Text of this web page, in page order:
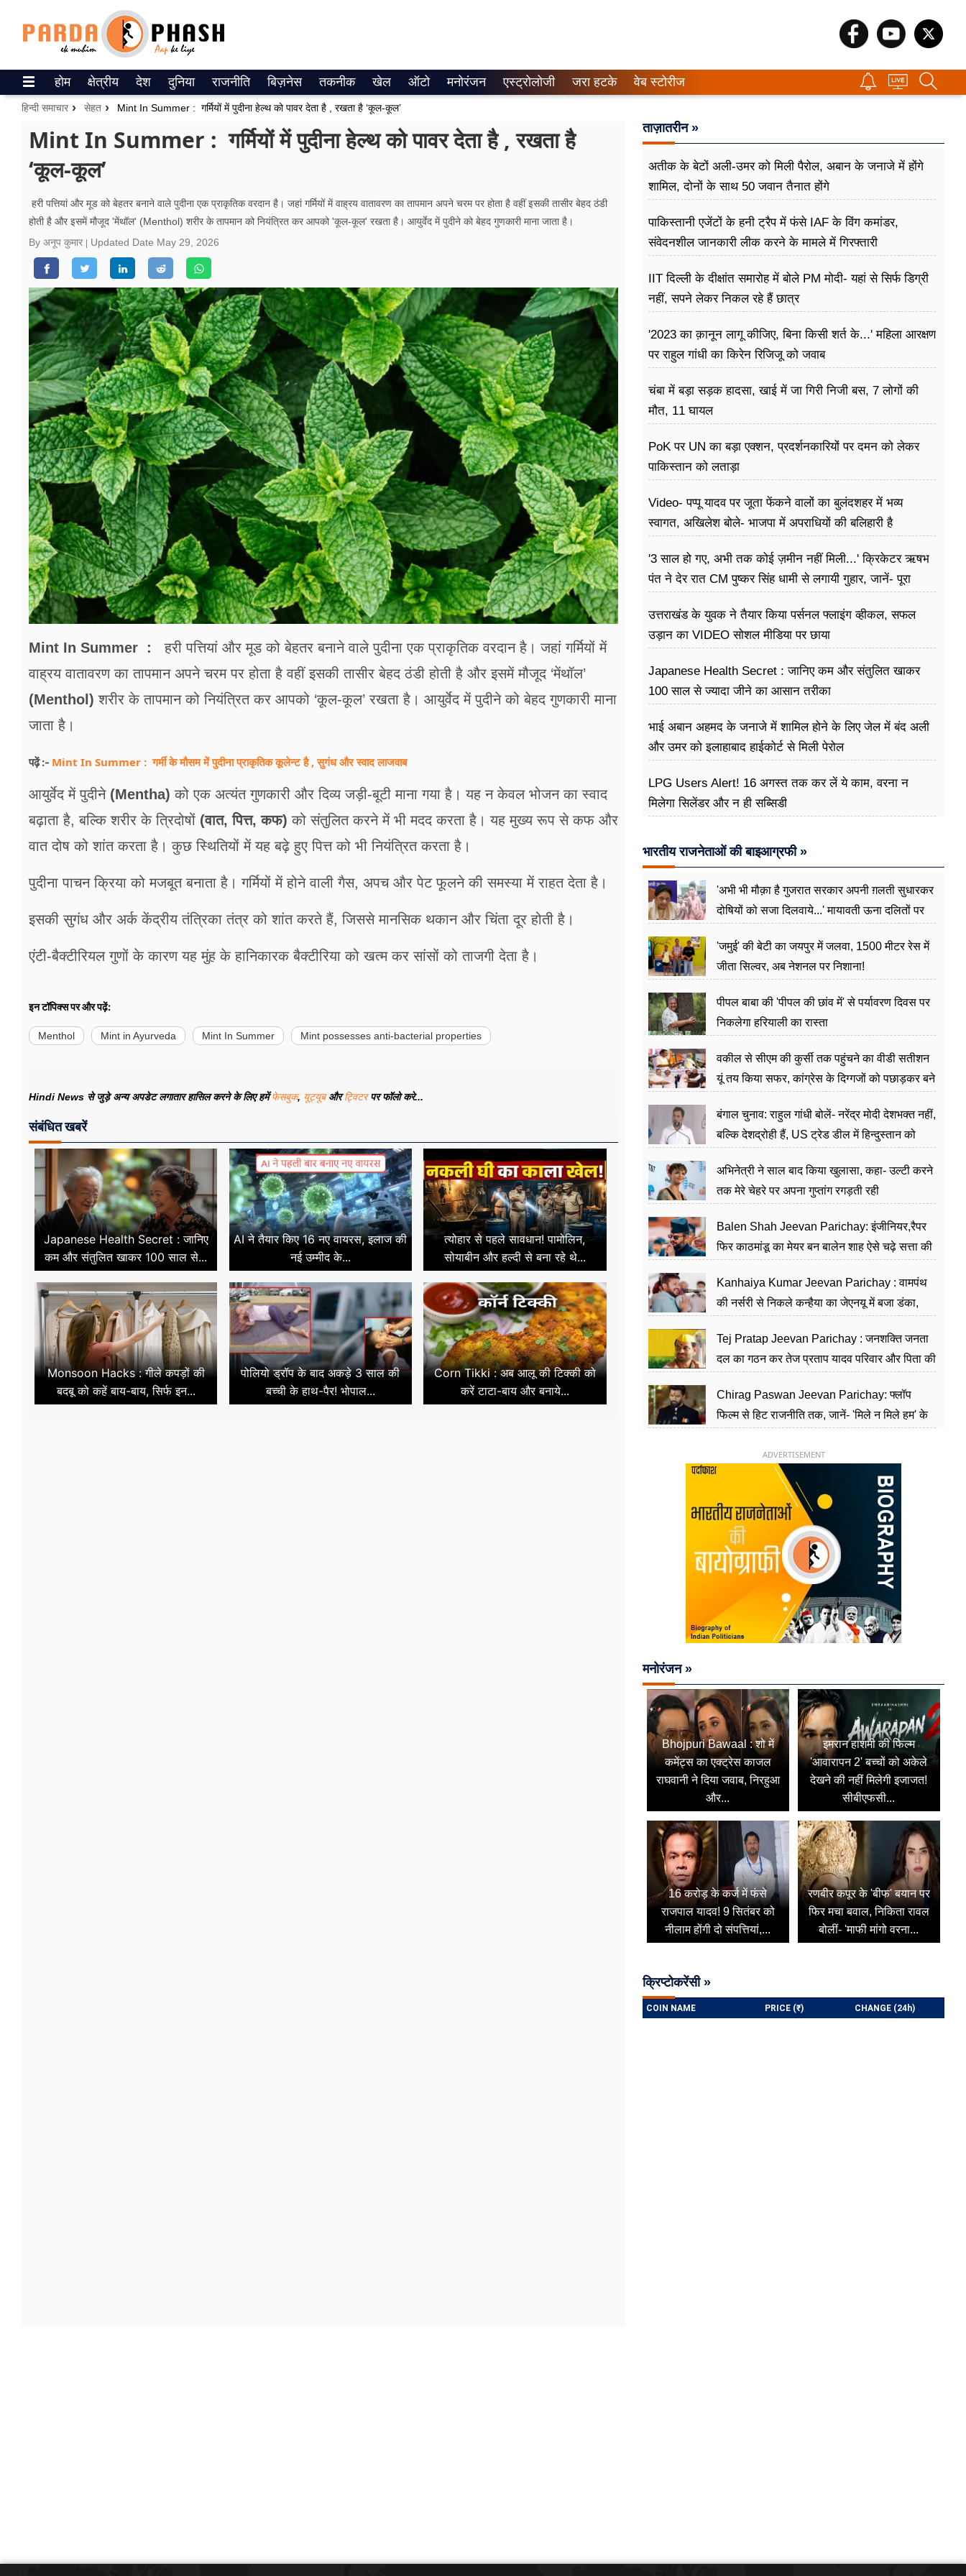
ePaper
वेब स्टोरीज
उत्तर प्रदेश
गैलरी
वीडियो
रिलेशनशिप
जीवन मंत्रा
फूड
सेहत
ब्‍यूटी
जॉब्स
शिक्षा
अन्य खबरें
होम क्षेत्रीय देश दुनिया राजनीति बिज़नेस तकनीक खेल ऑटो मनोरंजन एस्ट्रोलोजी जरा हटके वेब स्टोरीज
हिन्दी समाचार सेहत Mint In Summer : गर्मियों में पुदीना हेल्थ को पावर देता है , रखता है ‘कूल-कूल’
Mint In Summer : गर्मियों में पुदीना हेल्थ को पावर देता है , रखता है
‘कूल-कूल’
हरी पत्तियां और मूड को बेहतर बनाने वाले पुदीना एक प्राकृतिक वरदान है। जहां गर्मियों में वाह्रय वातावरण का तापमान अपने चरम पर होता है वहीं इसकी तासीर बेहद ठंडी
होती है और इसमें मौजूद 'मेंथॉल' (Menthol) शरीर के तापमान को नियंत्रित कर आपको 'कूल-कूल' रखता है। आयुर्वेद में पुदीने को बेहद गुणकारी माना जाता है।
By अनूप कुमार
Updated Date May 29, 2026
Mint In Summer :हरी पत्तियां और मूड को बेहतर बनाने वाले पुदीना एक प्राकृतिक वरदान है। जहां गर्मियों में
वाह्रय वातावरण का तापमान अपने चरम पर होता है वहीं इसकी तासीर बेहद ठंडी होती है और इसमें मौजूद ‘मेंथॉल’
(Menthol) शरीर के तापमान को नियंत्रित कर आपको ‘कूल-कूल’ रखता है। आयुर्वेद में पुदीने को बेहद गुणकारी माना
जाता है।
पढ़ें :- Mint In Summer : गर्मी के मौसम में पुदीना प्राकृतिक कूलेन्ट है , सुगंध और स्वाद लाजवाब
आयुर्वेद में पुदीने (Mentha) को एक अत्यंत गुणकारी और दिव्य जड़ी-बूटी माना गया है। यह न केवल भोजन का स्वाद
बढ़ाता है, बल्कि शरीर के त्रिदोषों (वात, पित्त, कफ) को संतुलित करने में भी मदद करता है। यह मुख्य रूप से कफ और
वात दोष को शांत करता है। कुछ स्थितियों में यह बढ़े हुए पित्त को भी नियंत्रित करता है।
पुदीना पाचन क्रिया को मजबूत बनाता है। गर्मियों में होने वाली गैस, अपच और पेट फूलने की समस्या में राहत देता है।
इसकी सुगंध और अर्क केंद्रीय तंत्रिका तंत्र को शांत करते हैं, जिससे मानसिक थकान और चिंता दूर होती है।
एंटी-बैक्टीरियल गुणों के कारण यह मुंह के हानिकारक बैक्टीरिया को खत्म कर सांसों को ताजगी देता है।
इन टॉपिक्स पर और पढ़ें:
Menthol Mint in Ayurveda Mint In Summer Mint possesses anti-bacterial properties
Hindi News से जुड़े अन्य अपडेट लगातार हासिल करने के लिए हमेंफेसबुक, यूट्यूबऔरट्विटरपर फॉलो करे...
संबंधित खबरें
Japanese Health Secret : जानिए
कम और संतुलित खाकर 100 साल से...
AI ने तैयार किए 16 नए वायरस, इलाज की
नई उम्मीद के...
त्योहार से पहले सावधान! पामोलिन,
सोयाबीन और हल्दी से बना रहे थे...
Monsoon Hacks : गीले कपड़ों की
बदबू को कहें बाय-बाय, सिर्फ इन...
पोलियो ड्रॉप के बाद अकड़े 3 साल की
बच्ची के हाथ-पैर! भोपाल...
Corn Tikki : अब आलू की टिक्की को
करें टाटा-बाय और बनाये...
ताज़ातरीन »
अतीक के बेटों अली-उमर को मिली पैरोल, अबान के जनाजे में होंगे
शामिल, दोनों के साथ 50 जवान तैनात होंगे
पाकिस्तानी एजेंटों के हनी ट्रैप में फंसे IAF के विंग कमांडर,
संवेदनशील जानकारी लीक करने के मामले में गिरफ्तारी
IIT दिल्ली के दीक्षांत समारोह में बोले PM मोदी- यहां से सिर्फ डिग्री
नहीं, सपने लेकर निकल रहे हैं छात्र
'2023 का क़ानून लागू कीजिए, बिना किसी शर्त के...' महिला आरक्षण
पर राहुल गांधी का किरेन रिजिजू को जवाब
चंबा में बड़ा सड़क हादसा, खाई में जा गिरी निजी बस, 7 लोगों की
मौत, 11 घायल
PoK पर UN का बड़ा एक्शन, प्रदर्शनकारियों पर दमन को लेकर
पाकिस्तान को लताड़ा
Video- पप्पू यादव पर जूता फेंकने वालों का बुलंदशहर में भव्य
स्वागत, अखिलेश बोले- भाजपा में अपराधियों की बलिहारी है
'3 साल हो गए, अभी तक कोई ज़मीन नहीं मिली...' क्रिकेटर ऋषभ
पंत ने देर रात CM पुष्कर सिंह धामी से लगायी गुहार, जानें- पूरा
उत्तराखंड के युवक ने तैयार किया पर्सनल फ्लाइंग व्हीकल, सफल
उड़ान का VIDEO सोशल मीडिया पर छाया
Japanese Health Secret : जानिए कम और संतुलित खाकर
100 साल से ज्यादा जीने का आसान तरीका
भाई अबान अहमद के जनाजे में शामिल होने के लिए जेल में बंद अली
और उमर को इलाहाबाद हाईकोर्ट से मिली पेरोल
LPG Users Alert! 16 अगस्त तक कर लें ये काम, वरना न
मिलेगा सिलेंडर और न ही सब्सिडी
भारतीय राजनेताओं की बाइआग्रफी »
'अभी भी मौक़ा है गुजरात सरकार अपनी ग़लती सुधारकर
दोषियों को सजा दिलवाये...' मायावती ऊना दलितों पर
'जमुई' की बेटी का जयपुर में जलवा, 1500 मीटर रेस में
जीता सिल्वर, अब नेशनल पर निशाना!
पीपल बाबा की 'पीपल की छांव में' से पर्यावरण दिवस पर
निकलेगा हरियाली का रास्ता
वकील से सीएम की कुर्सी तक पहुंचने का वीडी सतीशन
यूं तय किया सफर, कांग्रेस के दिग्गजों को पछाड़कर बने
बंगाल चुनाव: राहुल गांधी बोलें- नरेंद्र मोदी देशभक्त नहीं,
बल्कि देशद्रोही हैं, US ट्रेड डील में हिन्दुस्तान को
अभिनेत्री ने साल बाद किया खुलासा, कहा- उल्टी करने
तक मेरे चेहरे पर अपना गुप्तांग रगड़ती रही
Balen Shah Jeevan Parichay: इंजीनियर,रैपर
फिर काठमांडू का मेयर बन बालेन शाह ऐसे चढ़े सत्ता की
Kanhaiya Kumar Jeevan Parichay : वामपंथ
की नर्सरी से निकले कन्हैया का जेएनयू में बजा डंका,
Tej Pratap Jeevan Parichay : जनशक्ति जनता
दल का गठन कर तेज प्रताप यादव परिवार और पिता की
Chirag Paswan Jeevan Parichay: फ्लॉप
फिल्म से हिट राजनीति तक, जानें- 'मिले न मिले हम' के
ADVERTISEMENT
मनोरंजन »
Bhojpuri Bawaal : शो में
कमेंट्स का एक्ट्रेस काजल
राघवानी ने दिया जवाब, निरहुआ
और...
इमरान हाशमी की फिल्म
'आवारापन 2' बच्चों को अकेले
देखने की नहीं मिलेगी इजाजत!
सीबीएफसी...
16 करोड़ के कर्ज में फंसे
राजपाल यादव! 9 सितंबर को
नीलाम होंगी दो संपत्तियां,...
रणबीर कपूर के 'बीफ' बयान पर
फिर मचा बवाल, निकिता रावल
बोलीं- 'माफी मांगो वरना...
क्रिप्टोकरेंसी »